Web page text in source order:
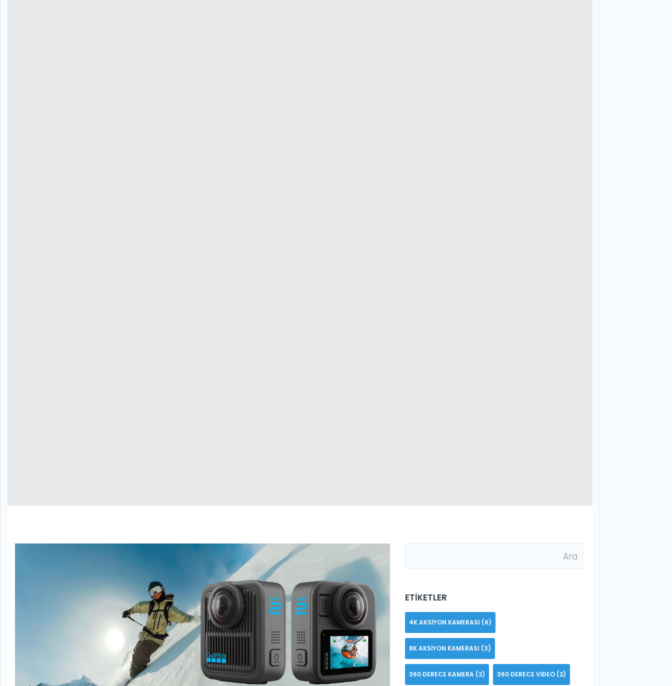
ETIKETLER
4K AKSIYON KAMERASI (6)
8K AKSIYON KAMERASI (3)
360 DERECE KAMERA (2) 360 DERECE VIDEO (2)